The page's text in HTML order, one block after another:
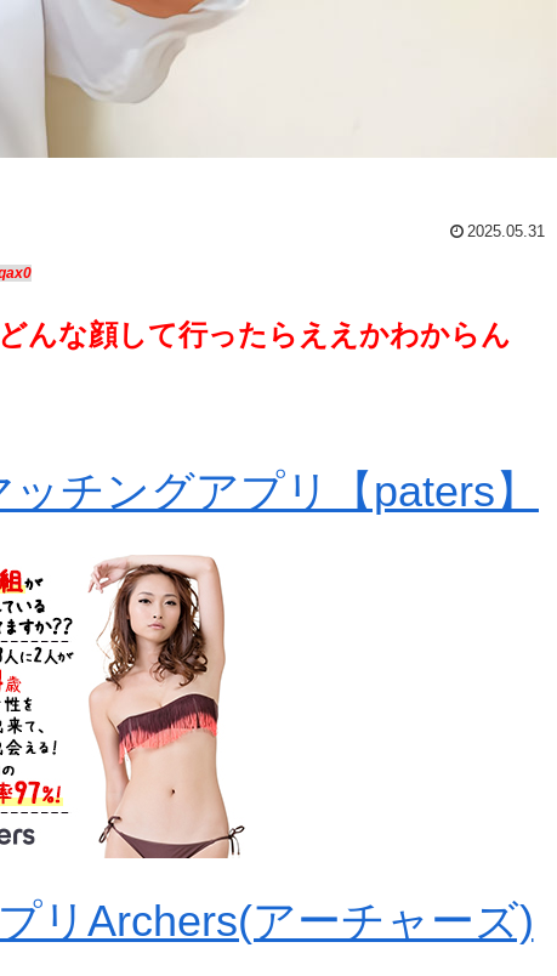
2025.05.31
んな顔して行ったらええかわからん
チングアプリ【paters】
リArchers(アーチャーズ)